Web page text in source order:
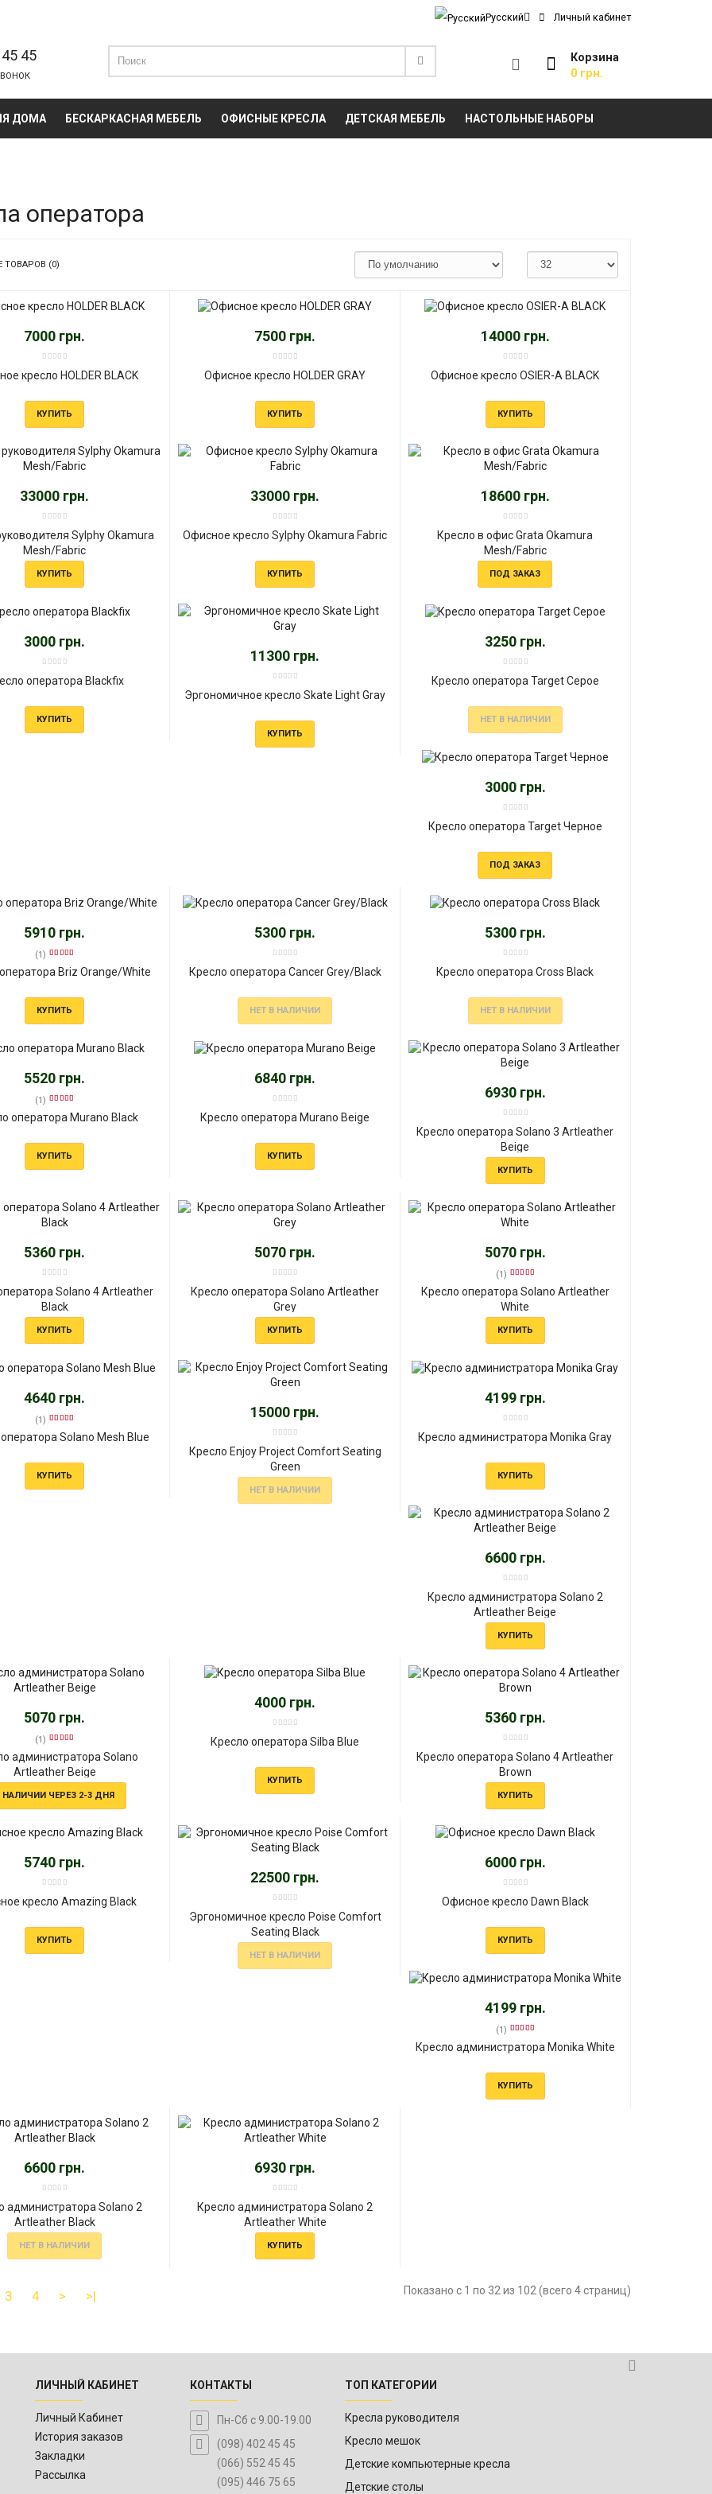
Русский Личный кабинет
Корзина
0 грн.
45
ДОМА БЕСКАРКАСНАЯ МЕБЕЛЬ ОФИСНЫЕ КРЕСЛА ДЕТСКАЯ МЕБЕЛЬ НАСТОЛЬНЫЕ НАБОРЫ
оператора
ТОВАРОВ (0)
7000 грн.
кресло HOLDER BLACK
КУПИТЬ
7500 грн.
Офисное кресло HOLDER GRAY
КУПИТЬ
14000 грн.
Офисное кресло OSIER-A BLACK
КУПИТЬ
33000 грн.
Sylphy Okamura
Mesh/Fabric
КУПИТЬ
33000 грн.
Офисное кресло Sylphy Okamura Fabric
КУПИТЬ
18600 грн.
Кресло в офис Grata Okamura
Mesh/Fabric
ПОД ЗАКАЗ
3000 грн.
оператора Blackfix
КУПИТЬ
11300 грн.
Эргономичное кресло Skate Light Gray
КУПИТЬ
3250 грн.
Кресло оператора Target Серое
НЕТ В НАЛИЧИИ
3000 грн.
Кресло оператора Target Черное
ПОД ЗАКАЗ
5910 грн.
(1)
Briz Orangе/White
КУПИТЬ
5300 грн.
Кресло оператора Cancеr Grey/Black
НЕТ В НАЛИЧИИ
5300 грн.
Кресло оператора Cross Black
НЕТ В НАЛИЧИИ
5520 грн.
(1)
оператора Murano Black
КУПИТЬ
6840 грн.
Кресло оператора Murano Bеigе
КУПИТЬ
6930 грн.
Кресло оператора Solano 3 Artleather
Beige
КУПИТЬ
5360 грн.
Solano 4 Artleather
Black
КУПИТЬ
5070 грн.
Кресло оператора Solano Artleather
Grey
КУПИТЬ
5070 грн.
(1)
Кресло оператора Solano Artleather
White
КУПИТЬ
4640 грн.
(1)
Solano Mеsh Bluе
КУПИТЬ
15000 грн.
Кресло Enjoy Project Comfort Seating
Green
НЕТ В НАЛИЧИИ
4199 грн.
Кресло администратора Monika Gray
КУПИТЬ
6600 грн.
Кресло администратора Solano 2
Artleather Beige
КУПИТЬ
5070 грн.
(1)
администратора Solano
Artleather Beige
НАЛИЧИИ ЧЕРЕЗ 2-3 ДНЯ
4000 грн.
Кресло оператора Silba Blue
КУПИТЬ
5360 грн.
Кресло оператора Solano 4 Artleather
Brown
КУПИТЬ
5740 грн.
кресло Amazing Black
КУПИТЬ
22500 грн.
Эргономичное кресло Poise Comfort
Seating Black
НЕТ В НАЛИЧИИ
6000 грн.
Офисное кресло Dawn Black
КУПИТЬ
4199 грн.
(1)
Кресло администратора Monika White
КУПИТЬ
6600 грн.
администратора Solano 2
Artleather Black
НЕТ В НАЛИЧИИ
6930 грн.
Кресло администратора Solano 2
Artleather White
КУПИТЬ
3 4 > >| Показано с 1 по 32 из 102 (всего 4 страниц)
ЛИЧНЫЙ КАБИНЕТ
Личный Кабинет
История заказов
Закладки
Рассылка
КОНТАКТЫ
Пн-Сб с 9.00-19.00
(098) 402 45 45
(066) 552 45 45
(095) 446 75 65
ТОП КАТЕГОРИИ
Кресла руководителя
Кресло мешок
Детские компьютерные кресла
Детские столы